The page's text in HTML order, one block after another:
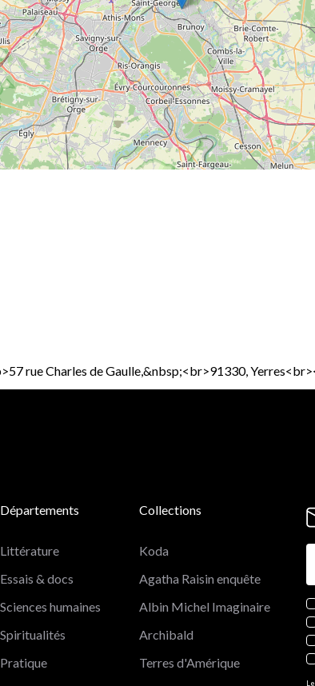
rue Charles de Gaulle,&nbsp;<br>91330,
Départements
Littérature
Essais & docs
Sciences humaines
Spiritualités
Pratique
Collections
Koda
Agatha Raisin enquête
Albin Michel Imaginaire
Archibald
Terres d'Amérique